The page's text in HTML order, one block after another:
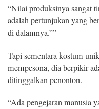
“Nilai produksinya sangat
adalah pertunjukan yang
di dalamnya.””
Tapi sementara kostum
mempesona, dia berpikir
ditinggalkan penonton.
“Ada pengejaran manusia